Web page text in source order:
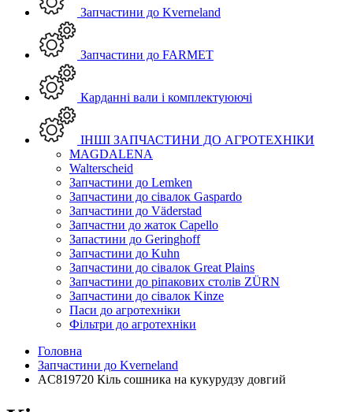
Запчастини до Kverneland
Запчастини до FARMET
Карданні вали і комплектуюючі
ІНШІ ЗАПЧАСТИНИ ДО АГРОТЕХНІКИ
MAGDALENA
Walterscheid
Запчастини до Lemken
Запчастини до сівалок Gaspardo
Запчастини до Väderstad
Запчастни до жаток Capello
Запастини до Geringhoff
Запчастини до Kuhn
Запчастини до сівалок Great Plains
Запчастини до ріпакових столів ZÜRN
Запчастини до сівалок Kinze
Паси до агротехніки
Фільтри до агротехніки
Головна
Запчастини до Kverneland
AC819720 Кіль сошника на кукурудзу довгий